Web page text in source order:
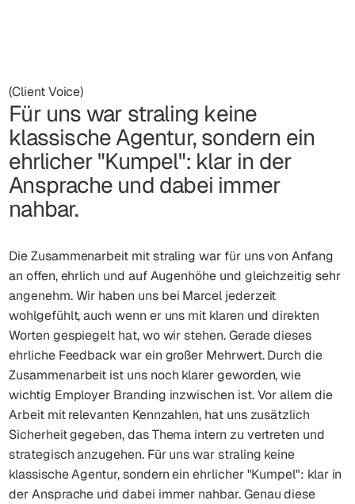
(Client Voice)
Für uns war straling keine
klassische Agentur, sondern ein
ehrlicher "Kumpel": klar in der
Ansprache und dabei immer
nahbar.
Die Zusammenarbeit mit straling war für uns von Anfang
an offen, ehrlich und auf Augenhöhe und gleichzeitig sehr
angenehm. Wir haben uns bei Marcel jederzeit
wohlgefühlt, auch wenn er uns mit klaren und direkten
Worten gespiegelt hat, wo wir stehen. Gerade dieses
ehrliche Feedback war ein großer Mehrwert. Durch die
Zusammenarbeit ist uns noch klarer geworden, wie
wichtig Employer Branding inzwischen ist. Vor allem die
Arbeit mit relevanten Kennzahlen, hat uns zusätzlich
Sicherheit gegeben, das Thema intern zu vertreten und
strategisch anzugehen. Für uns war straling keine
klassische Agentur, sondern ein ehrlicher "Kumpel": klar in
der Ansprache und dabei immer nahbar. Genau diese